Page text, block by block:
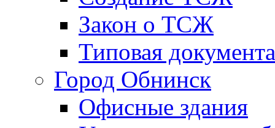
Закон о ТСЖ
Типовая
Город Обнинск
Офисные здания